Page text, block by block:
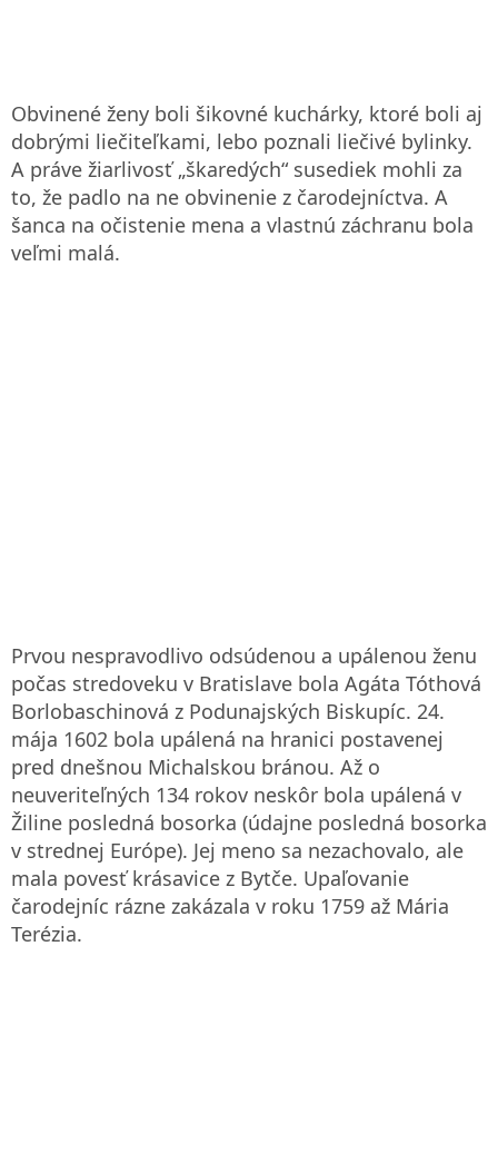
Obvinené ženy boli šikovné kuchárky, ktoré boli aj
dobrými liečiteľkami, lebo poznali liečivé bylinky.
A práve žiarlivosť „škaredých“ susediek mohli za
to, že padlo na ne obvinenie z čarodejníctva. A
šanca na očistenie mena a vlastnú záchranu bola
veľmi malá.
Prvou nespravodlivo odsúdenou a upálenou ženu
počas stredoveku v Bratislave bola Agáta Tóthová
Borlobaschinová z Podunajských Biskupíc. 24.
mája 1602 bola upálená na hranici postavenej
pred dnešnou Michalskou bránou. Až o
neuveriteľných 134 rokov neskôr bola upálená v
Žiline posledná bosorka (údajne posledná bosorka
v strednej Európe). Jej meno sa nezachovalo, ale
mala povesť krásavice z Bytče. Upaľovanie
čarodejníc rázne zakázala v roku 1759 až Mária
Terézia.